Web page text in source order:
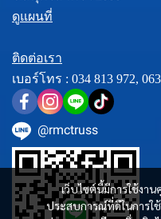
เว็บไซต์นี้มีการใช้งา
ประสบการณ์ที่ดีในการใ
ดูแผนที่
ติดต่อเรา
เบอร์โทร : 034 813 972,
@rmctruss